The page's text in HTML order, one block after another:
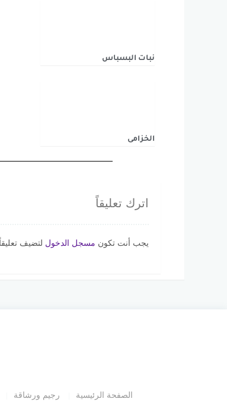
نبات البسباس
الخزامى
اترك تعليقاً
يجب أنت تكون مسجل الدخول لتضيف تعليقاً.
الصفحة الرئيسية رجيم ورشاقة